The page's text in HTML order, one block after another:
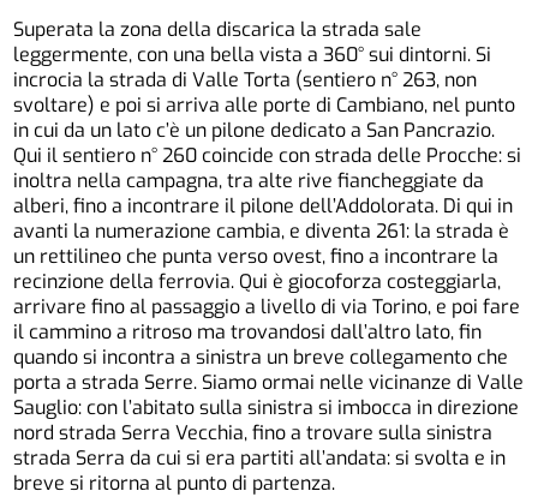
Superata la zona della discarica la strada sale
leggermente, con una bella vista a 360° sui dintorni. Si
incrocia la strada di Valle Torta (sentiero n° 263, non
svoltare) e poi si arriva alle porte di Cambiano, nel punto
in cui da un lato c’è un pilone dedicato a San Pancrazio.
Qui il sentiero n° 260 coincide con strada delle Procche: si
inoltra nella campagna, tra alte rive fiancheggiate da
alberi, fino a incontrare il pilone dell’Addolorata. Di qui in
avanti la numerazione cambia, e diventa 261: la strada è
un rettilineo che punta verso ovest, fino a incontrare la
recinzione della ferrovia. Qui è giocoforza costeggiarla,
arrivare fino al passaggio a livello di via Torino, e poi fare
il cammino a ritroso ma trovandosi dall’altro lato, fin
quando si incontra a sinistra un breve collegamento che
porta a strada Serre. Siamo ormai nelle vicinanze di Valle
Sauglio: con l’abitato sulla sinistra si imbocca in direzione
nord strada Serra Vecchia, fino a trovare sulla sinistra
strada Serra da cui si era partiti all’andata: si svolta e in
breve si ritorna al punto di partenza.